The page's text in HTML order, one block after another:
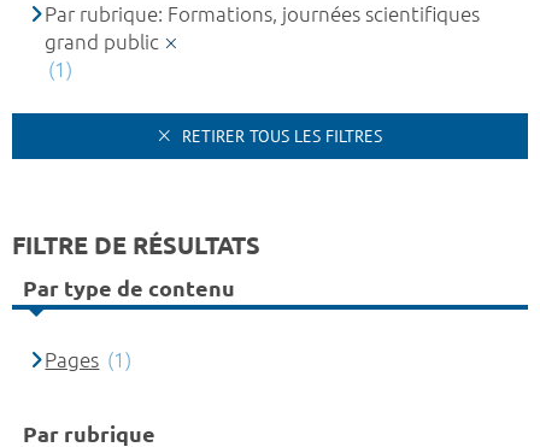
Par rubrique: Formations, journées scientifiques
grand public
(1)
RETIRER TOUS LES FILTRES
FILTRE DE RÉSULTATS
Par type de contenu
Pages (1)
Par rubrique